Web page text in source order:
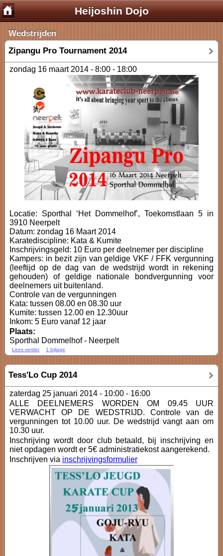
Heijoshin Dojo
Wedstrijden
Zipangu Pro Tournament 2014
zondag 16 maart 2014 - 8:00 - 18:00
Locatie: Sporthal ‘Het Dommelhof’, Toekomstlaan 5 in
3910 Neerpelt
Datum: zondag 16 Maart 2014
Karatediscipline: Kata & Kumite
Inschrijvingsgeld: 10 Euro per deelnemer per discipline
Kampers: in bezit zijn van geldige VKF / FFK vergunning
(leeftijd op de dag van de wedstrijd wordt in rekening
gehouden) of geldige nationale bondvergunning voor
deelnemers uit buitenland.
Controle van de vergunningen
Kata: tussen 08.00 en 08.30 uur
Kumite: tussen 12.00 en 12.30uur
Inkom: 5 Euro vanaf 12 jaar
Plaats:
Sporthal Dommelhof - Neerpelt
Lees verder 1 bijlage
Tess'Lo Cup 2014
zaterdag 25 januari 2014 - 10:00 - 16:00
ALLE DEELNEMERS WORDEN OM 09.45 UUR
VERWACHT OP DE WEDSTRIJD. Controle van de
vergunningen tot 10.00 uur. De wedstrijd vangt aan om
10.30 uur.
Inschrijving wordt door club betaald, bij inschrijving en
niet opdagen wordt er 5€ administratiekost aangerekend.
Inschrijven via inschrijvingsformulier